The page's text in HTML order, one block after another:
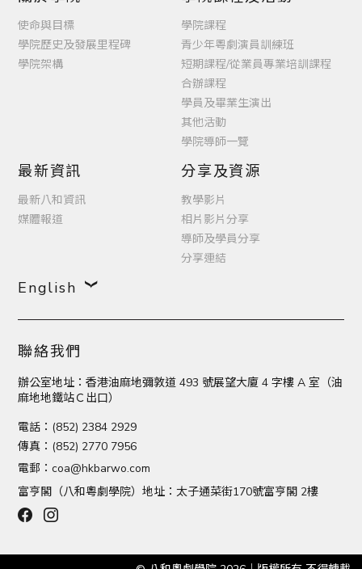
使命與目標
學院歷史及發展里程碑
學院架構
學院課程
青少年粵劇演員訓練班
短期課程/從業員專業培訓課程
合辦課程
學員及畢業生演出
其他活動
學院導師一覽
最新資訊
最新八和資訊
媒體報道
分享及資源
教學影片
相片影片分享
導師及學員分享
分享連結
English
聯絡我們
辦公室地址：香港油麻地彌敦道 493 號展望大廈 4 字樓 A 室（油
麻地地鐵站Ｃ出口）
電話：(852) 2384 2929
傳真：(852) 2770 7956
電郵： coa@hkbarwo.com
富亨閣（八和粵劇學院）地址：太子通菜街170號富亨閣 2樓